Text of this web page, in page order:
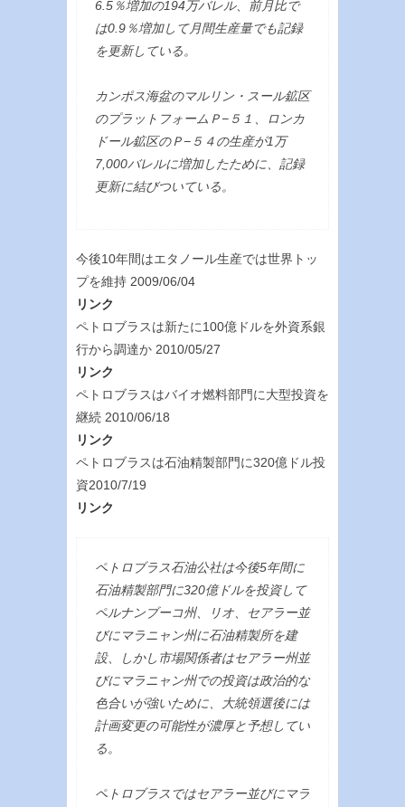
6.5％増加の194万バレル、前月比で
は0.9％増加して月間生産量でも記録
を更新している。
カンポス海盆のマルリン・スール鉱区
のプラットフォームＰ−５１、ロンカ
ドール鉱区のＰ−５４の生産が1万
7,000バレルに増加したために、記録
更新に結びついている。
今後10年間はエタノール生産では世界トッ
プを維持 2009/06/04
リンク
ペトロブラスは新たに100億ドルを外資系銀
行から調達か 2010/05/27
リンク
ペトロブラスはバイオ燃料部門に大型投資を
継続 2010/06/18
リンク
ペトロブラスは石油精製部門に320億ドル投
資2010/7/19
リンク
ペトロブラス石油公社は今後5年間に
石油精製部門に320億ドルを投資して
ペルナンブーコ州、リオ、セアラー並
びにマラニャン州に石油精製所を建
設、しかし市場関係者はセアラー州並
びにマラニャン州での投資は政治的な
色合いが強いために、大統領選後には
計画変更の可能性が濃厚と予想してい
る。
ペトロブラスではセアラー並びにマラ